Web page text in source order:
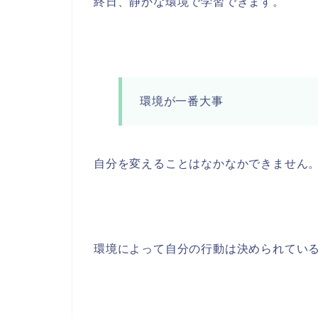
環境が一番大事
自分を変えることはなかなかできません。
環境によって自分の行動は決められてい